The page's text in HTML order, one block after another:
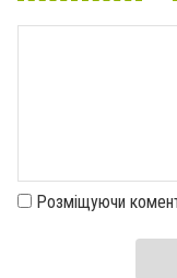
Розміщуючи